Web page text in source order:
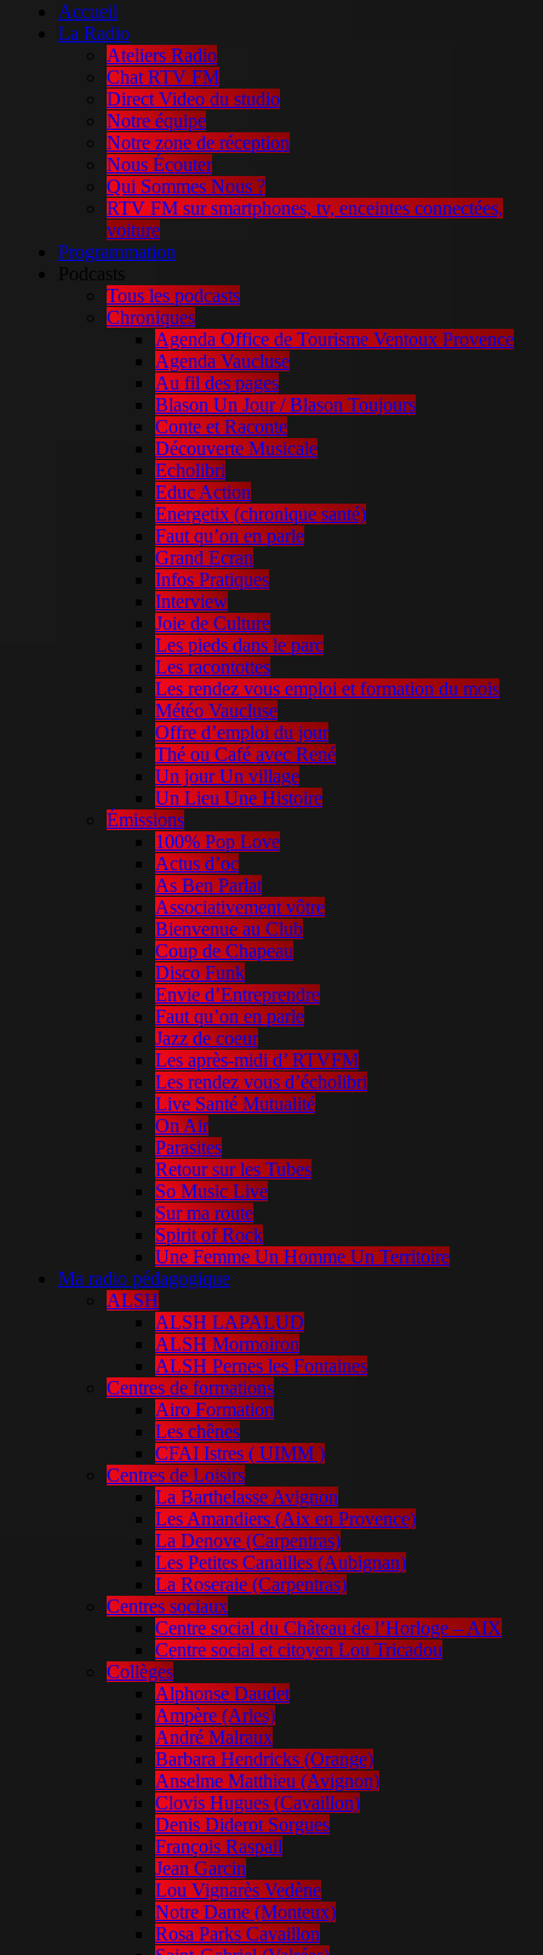
Accueil
La Radio
Ateliers Radio
Chat RTV FM
Direct Video du studio
Notre équipe
Notre zone de réception
Nous Écouter
Qui Sommes Nous ?
RTV FM sur smartphones, tv, enceintes connectées,
voiture
Programmation
Podcasts
Tous les podcasts
Chroniques
Agenda Office de Tourisme Ventoux Provence
Agenda Vaucluse
Au fil des pages
Blason Un Jour / Blason Toujours
Conte et Raconte
Découverte Musicale
Echolibri
Educ Action
Energetix (chronique santé)
Faut qu’on en parle
Grand Ecran
Infos Pratiques
Interview
Joie de Culture
Les pieds dans le parc
Les racontottes
Les rendez vous emploi et formation du mois
Météo Vaucluse
Offre d’emploi du jour
Thé ou Café avec René
Un jour Un village
Un Lieu Une Histoire
Émissions
100% Pop Love
Actus d’oc
As Ben Parlat
Associativement vôtre
Bienvenue au Club
Coup de Chapeau
Disco Funk
Envie d’Entreprendre
Faut qu’on en parle
Jazz de coeur
Les après-midi d’ RTVFM
Les rendez vous d’écholibri
Live Santé Mutualité
On Air
Parasites
Retour sur les Tubes
So Music Live
Sur ma route
Spirit of Rock
Une Femme Un Homme Un Territoire
Ma radio pédagogique
ALSH
ALSH LAPALUD
ALSH Mormoiron
ALSH Pernes les Fontaines
Centres de formations
Airo Formation
Les chênes
CFAI Istres ( UIMM )
Centres de Loisirs
La Barthelasse Avignon
Les Amandiers (Aix en Provence)
La Denove (Carpentras)
Les Petites Canailles (Aubignan)
La Roseraie (Carpentras)
Centres sociaux
Centre social du Château de l’Horloge – AIX
Centre social et citoyen Lou Tricadou
Collèges
Alphonse Daudet
Ampère (Arles)
André Malraux
Barbara Hendricks (Orange)
Anselme Matthieu (Avignon)
Clovis Hugues (Cavaillon)
Denis Diderot Sorgues
François Raspail
Jean Garcin
Lou Vignarès Vedène
Notre Dame (Monteux)
Rosa Parks Cavaillon